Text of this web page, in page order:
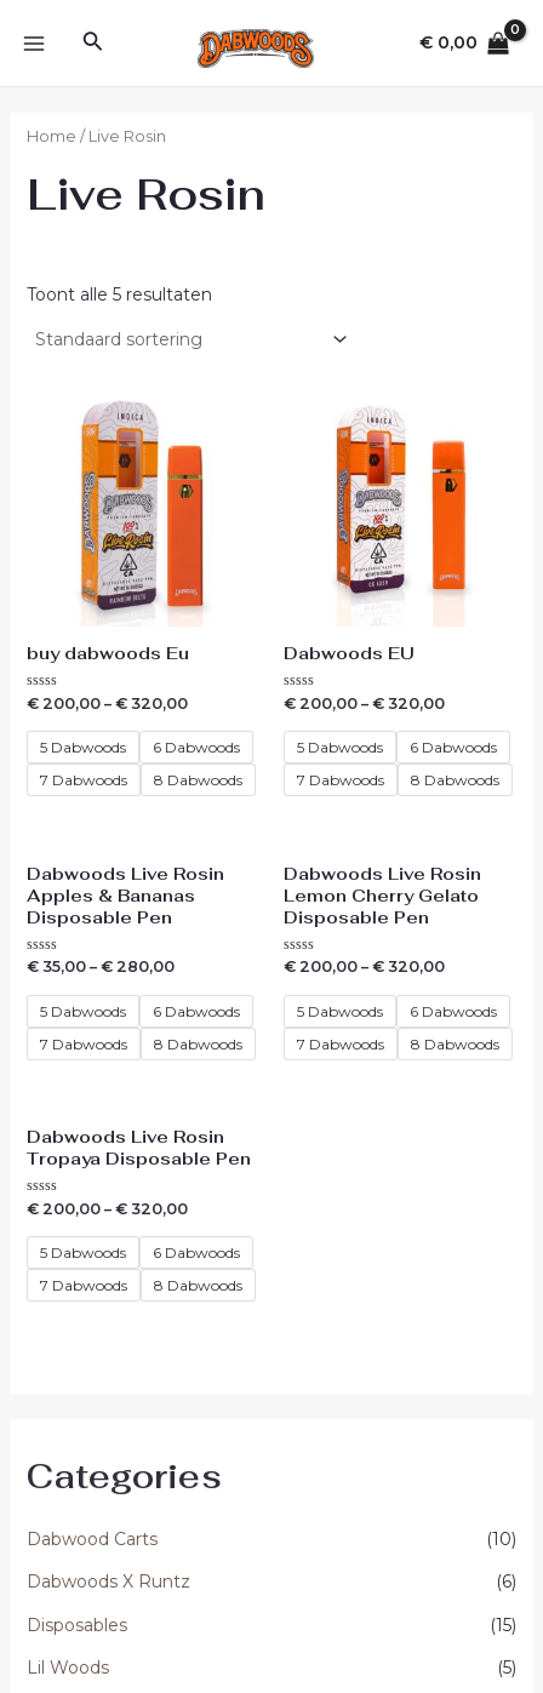
naar
Zoeken € 0,00
Categories
Dabwood Carts
(10)
Dabwoods X Runtz
(6)
Disposables
(15)
Lil Woods
(5)
Home / Live Rosin
Live Rosin
Toont alle 5 resultaten
buy dabwoods Eu
Waardering
uit
€200,00– €320,00
5 Dabwoods
6 Dabwoods
7 Dabwoods
8 Dabwoods
Dabwoods EU
Waardering
uit
€ 200,00 – € 320,00
5 Dabwoods
6 Dabwoods
7 Dabwoods
8 Dabwoods
Dabwoods Live Rosin
Apples & Bananas
Disposable Pen
Waardering
uit
€35,00– €280,00
5 Dabwoods
6 Dabwoods
7 Dabwoods
8 Dabwoods
Dabwoods Live Rosin
Lemon Cherry Gelato
Disposable Pen
Waardering
uit
€ 200,00 – € 320,00
5 Dabwoods
6 Dabwoods
7 Dabwoods
8 Dabwoods
Dabwoods Live Rosin
Tropaya Disposable Pen
Waardering
uit
€200,00– €320,00
5 Dabwoods
6 Dabwoods
7 Dabwoods
8 Dabwoods